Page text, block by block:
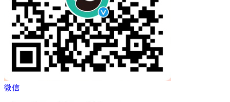
Facebook
Twitter
微信